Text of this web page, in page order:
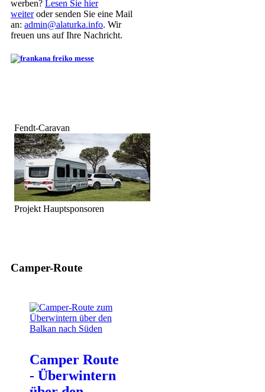
werben? Lesen Sie hier
weiteroder senden Sie eine Mail
an: admin@alaturka.info. Wir
freuen uns auf Ihre Nachricht.
Fendt-Caravan
Projekt Hauptsponsoren
Camper-Route
Camper Route
- Überwintern